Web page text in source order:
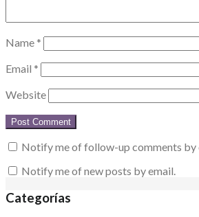
Name *
Email *
Website
Notify me of follow-up comments by
Notify me of new posts by email.
Categorías